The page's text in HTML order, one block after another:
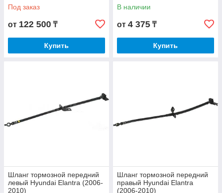
Под заказ
от 122 500 ₸
Купить
В наличии
от 4 375 ₸
Купить
Шланг тормозной передний
левый Hyundai Elantra (2006-
2010)
Шланг тормозной передний
правый Hyundai Elantra
(2006-2010)